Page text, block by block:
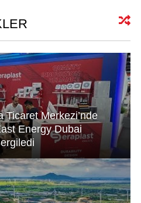
Ticaret Merkezi’nde
Energy Dubai